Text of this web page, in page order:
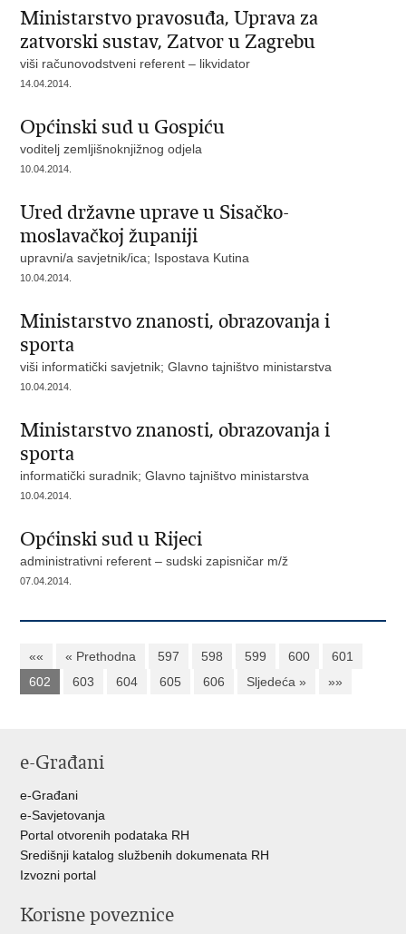
Ministarstvo pravosuđa, Uprava za
zatvorski sustav, Zatvor u Zagrebu
viši računovodstveni referent – likvidator
14.04.2014.
Općinski sud u Gospiću
voditelj zemljišnoknjižnog odjela
10.04.2014.
Ured državne uprave u Sisačko-
moslavačkoj županiji
upravni/a savjetnik/ica; Ispostava Kutina
10.04.2014.
Ministarstvo znanosti, obrazovanja i
sporta
viši informatički savjetnik; Glavno tajništvo ministarstva
10.04.2014.
Ministarstvo znanosti, obrazovanja i
sporta
informatički suradnik; Glavno tajništvo ministarstva
10.04.2014.
Općinski sud u Rijeci
administrativni referent – sudski zapisničar m/ž
07.04.2014.
«« « Prethodna 597 598 599 600
601
602
603 604 605 606 Sljedeća » »»
e-Građani
e-Građani
e-Savjetovanja
Portal otvorenih podataka RH
Središnji katalog službenih dokumenata RH
Izvozni portal
Korisne poveznice